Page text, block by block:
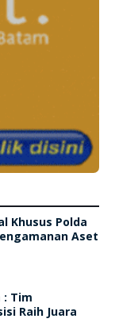
Khusus Polda
Aset
: Tim
Raih Juara